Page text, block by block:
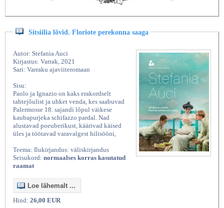
Sitsiilia lõvid. Floriote perekonna saaga
Autor: Stefania Auci
Kirjastus: Varrak, 2021
Sari: Varraku ajaviiteromaan
Sisu:
Paolo ja Ignazio on kaks erakordselt
tahtejõulist ja uhket venda, kes saabuvad
Palermosse 18. sajandi lõpul väikese
kaubapurjeka schifazzo pardal. Nad
alustavad poeuberikust, käärivad käised
üles ja töötavad varavalgest hilisööni,
Teema: Ilukirjandus: väliskirjandus
Seisukord: normaalses korras kasutatud
raamat
Loe lähemalt ...
Hind: 26,00 EUR